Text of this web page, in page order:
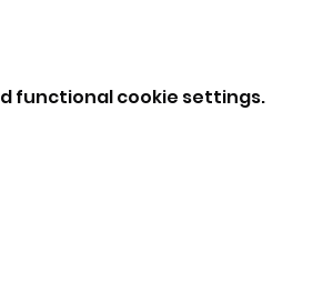
functional cookie settings.